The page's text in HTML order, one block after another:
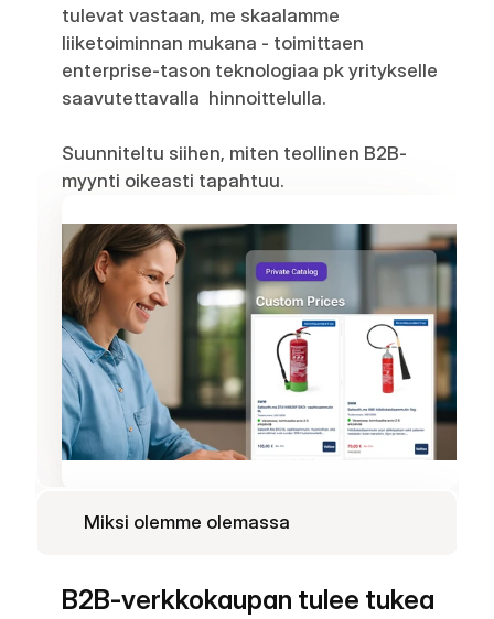
tulevat vastaan, me skaalamme
liiketoiminnan mukana - toimittaen
enterprise-tason teknologiaa pk yritykselle
saavutettavalla  hinnoittelulla.
Suunniteltu siihen, miten teollinen B2B-
myynti oikeasti tapahtuu.
Miksi olemme olemassa
B2B-verkkokaupan tulee tukea